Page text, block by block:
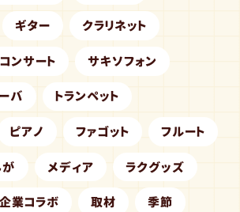
ギター クラリネット
コンサート サキソフォン
バ トランペット
ピアノ ファゴット フルート
メディア ラクグッズ
企業コラボ 取材 季節